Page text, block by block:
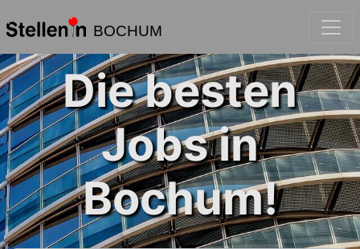
BOCHUM
Die besten
Jobs in
Bochum!